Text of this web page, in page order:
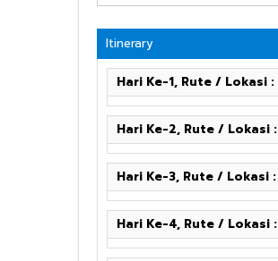
Itinerary
Hari Ke-1, Rute / Lokasi :
Hari Ke-2, Rute / Lokasi :
Hari Ke-3, Rute / Lokasi :
Hari Ke-4, Rute / Lokasi :